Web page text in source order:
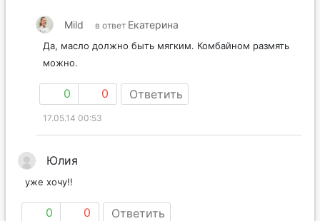
Mild в ответ Екатерина
Да, масло должно быть мягким. Комбайном размять
можно.
0 0 Ответить
17.05.14 00:53
Юлия
уже хочу!!
0 0 Ответить